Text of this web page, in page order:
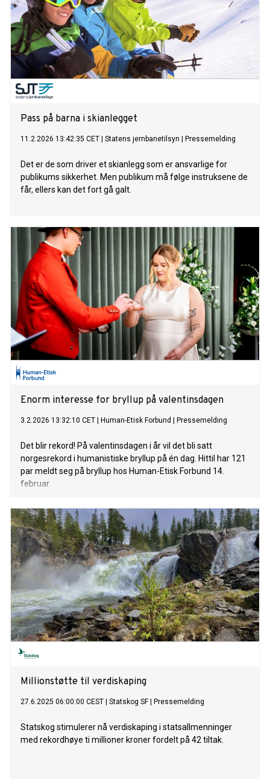
Pass på barna i skianlegget
11.2.2026 13:42:35 CET Statens jernbanetilsyn Pressemelding
Det er de som driver et skianlegg som er ansvarlige for
publikums sikkerhet. Men publikum må følge instruksene de
får, ellers kan det fort gå galt.
Enorm interesse for bryllup på valentinsdagen
3.2.2026 13:32:10 CET Human-Etisk Forbund Pressemelding
Det blir rekord! På valentinsdagen i år vil det bli satt
norgesrekord i humanistiske bryllup på én dag. Hittil har 121
par meldt seg på bryllup hos Human-Etisk Forbund 14.
februar.
Millionstøtte til verdiskaping
27.6.2025 06:00:00 CEST Statskog SF| Pressemelding
Statskog stimulerer nå verdiskaping i statsallmenninger
med rekordhøye ti millioner kroner fordelt på 42 tiltak.